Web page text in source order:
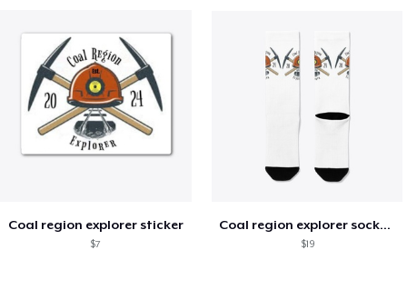
Coal region explorer sticker
$7
Coal region explorer socks ( white)
$19